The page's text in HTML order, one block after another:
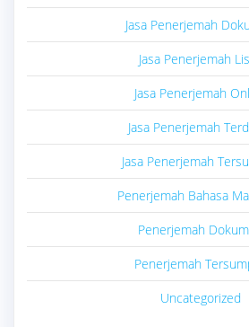
Jasa Penerjemah
Jasa Penerjemah
Jasa Penerjemah
Jasa Penerjemah
Jasa Penerjemah
Penerjemah Bahasa
Penerjemah
Penerjemah
Uncategorized